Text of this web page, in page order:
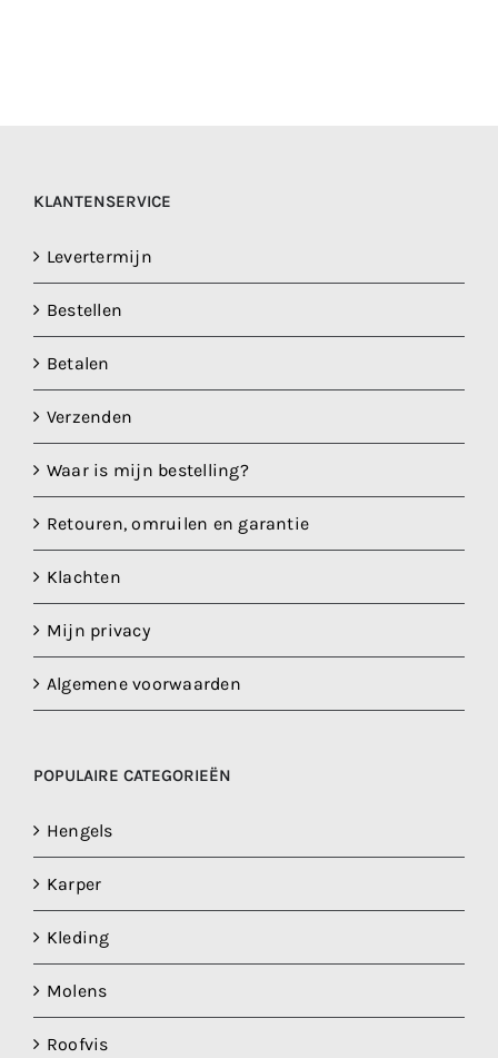
gekozen
op
de
productpagina
KLANTENSERVICE
Levertermijn
Bestellen
Betalen
Verzenden
Waar is mijn bestelling?
Retouren, omruilen en garantie
Klachten
Mijn privacy
Algemene voorwaarden
POPULAIRE CATEGORIEËN
Hengels
Karper
Kleding
Molens
Roofvis